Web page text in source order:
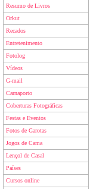
Resumo de Livros
Orkut
Recados
Entretenimento
Fotolog
Vídeos
G-mail
Carnaporto
Coberturas Fotográficas
Festas e Eventos
Fotos de Garotas
Jogos de Cama
Lençol de Casal
Países
Cursos online